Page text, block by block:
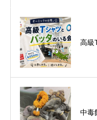
高級
中毒
た！
オー